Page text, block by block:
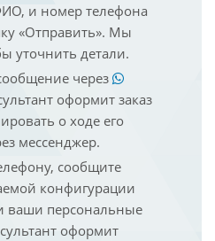
и номер телефона
«Отправить». Мы
уточнить детали.
через
оформит заказ
о ходе его
мессенджер.
сообщите
конфигурации
ваши персональные
оформит